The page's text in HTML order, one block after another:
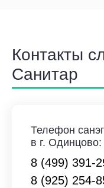
Контакты
Санитар
Телефон
в г. Одинцово:
8 (499) 391-
8 (925) 254-